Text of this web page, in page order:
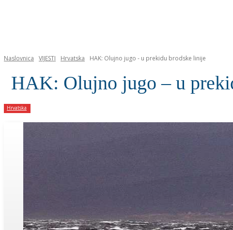
Naslovnica VIJESTI Hrvatska HAK: Olujno jugo - u prekidu brodske linije
HAK: Olujno jugo – u
Hrvatska